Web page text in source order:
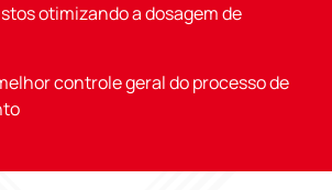
otimizando a dosagem de
controle geral do processo de